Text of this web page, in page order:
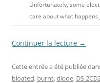
Unfortunately, some
care about what
Continuer la lecture →
Cette entrée a été publiée
bloated, burnt,diode, DS-